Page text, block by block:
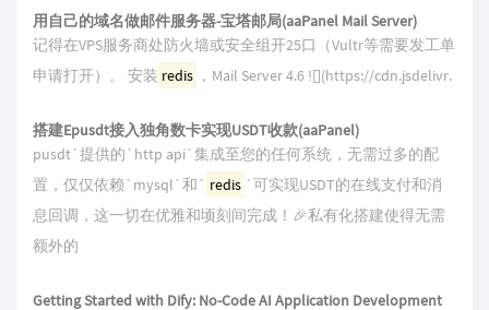
用自己的域名做邮件服务器-宝塔邮局(aaPanel Mail Server)
记得在VPS服务商处防火墙或安全组开25口（Vultr等需要发工单
申请打开）。 安装 redis ，Mail Server 4.6 ![](https://cdn.jsdelivr.
搭建Epusdt接入独角数卡实现USDT收款(aaPanel)
pusdt`提供的`http api`集成至您的任何系统，无需过多的配
置，仅仅依赖`mysql`和` redis `可实现USDT的在线支付和消
息回调，这一切在优雅和顷刻间完成！🎉私有化搭建使得无需
额外的
Getting Started with Dify: No-Code AI Application Development